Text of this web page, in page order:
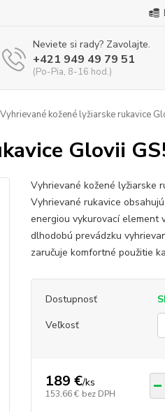
Neviete si rady? Zavolajte.
+421 949 49 79 51
(Po-Pia, 8-16 hod.)
Vyhrievané kožené lyžiarske rukavice
Glovii
Vyhrievané kožené lyžiarske
Vyhrievané rukavice
energiou vykurovací element
dlhodobú prevádzku
zaručuje komfortné použitie
Dostupnosť
Veľkosť
189 €/ks
153,66 € bez DPH